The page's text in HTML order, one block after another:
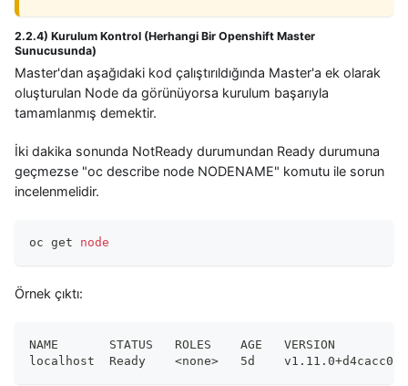
2.2.4) Kurulum Kontrol (Herhangi Bir Openshift Master
Sunucusunda)
Master'dan aşağıdaki kod çalıştırıldığında Master'a ek olarak
oluşturulan Node da görünüyorsa kurulum başarıyla
tamamlanmış demektir.
İki dakika sonunda NotReady durumundan Ready durumuna
geçmezse "oc describe node NODENAME" komutu ile sorun
incelenmelidir.
oc get node
Örnek çıktı:
NAME       STATUS   ROLES    AGE   VERSION
localhost  Ready    <none>   5d    v1.11.0+d4cacc0